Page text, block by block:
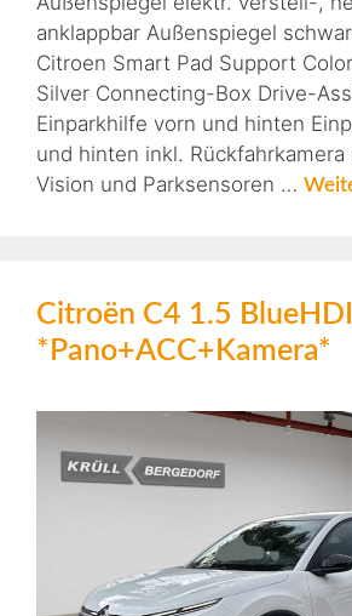
anklappbar Außenspiegel
Citroen Smart Pad Support
Silver Connecting-Box Drive-
Einparkhilfe vorn und hinten
und hinten inkl. Rückfahrkamera
Vision und Parksensoren …
Citroën C4 1.5
*Pano+ACC+Kamera*